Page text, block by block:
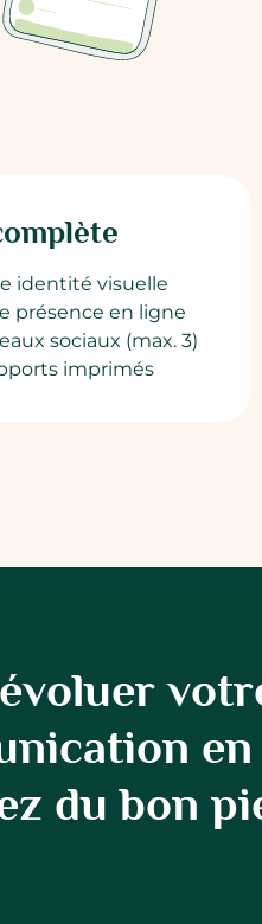
identité visuelle
présence en ligne
sociaux (max. 3)
imprimés
en
du bon